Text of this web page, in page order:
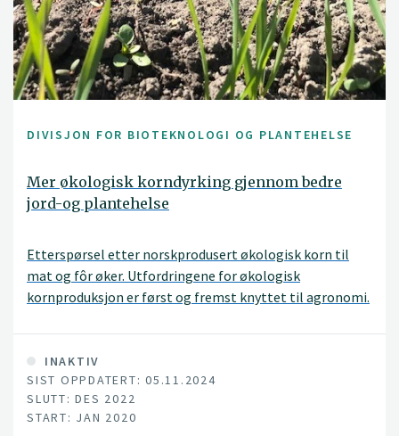
DIVISJON FOR BIOTEKNOLOGI OG PLANTEHELSE
Mer økologisk korndyrking gjennom bedre
jord-og plantehelse
Etterspørsel etter norskprodusert økologisk korn til
mat og fôr øker. Utfordringene for økologisk
kornproduksjon er først og fremst knyttet til agronomi.
til betydelig reduksjon i avling og kvalitet. I økologisk
korndyrking fins ikke mottiltak når plantene først er
angrepet. Forebyggende tiltak er derfor avgjørende.
Dette krever kunnskap om hvordan de ulike
soppsjukdommene smitter og hvordan dyrkingstiltak
INAKTIV
SIST OPPDATERT: 05.11.2024
SLUTT: DES 2022
START: JAN 2020